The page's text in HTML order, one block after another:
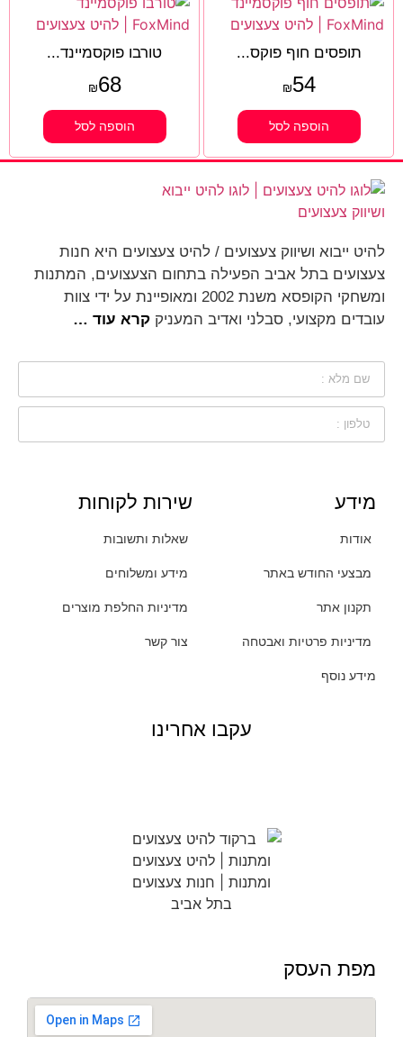
תופסים חוף פוקס...
₪54
הוספה לסל
טורבו פוקסמיינד...
₪68
הוספה לסל
להיט ייבוא ושיווק צעצועים / להיט צעצועים היא חנות
צעצועים בתל אביב הפעילה בתחום הצעצועים, המתנות
ומשחקי הקופסא משנת 2002 ומאופיינת על ידי צוות
עובדים מקצועי, סבלני ואדיב המעניק קרא עוד …
מידע
אודות
מבצעי החודש באתר
תקנון אתר
מדיניות פרטיות ואבטחה
מידע נוסף
שירות לקוחות
שאלות ותשובות
מידע ומשלוחים
מדיניות החלפת מוצרים
צור קשר
עקבו אחרינו
מפת העסק